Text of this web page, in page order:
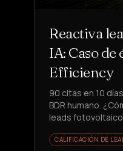
Reactiva
IA: Caso
Efficiency
90 citas en 10
BDR humano.
leads
CALIFICACIÓN DE